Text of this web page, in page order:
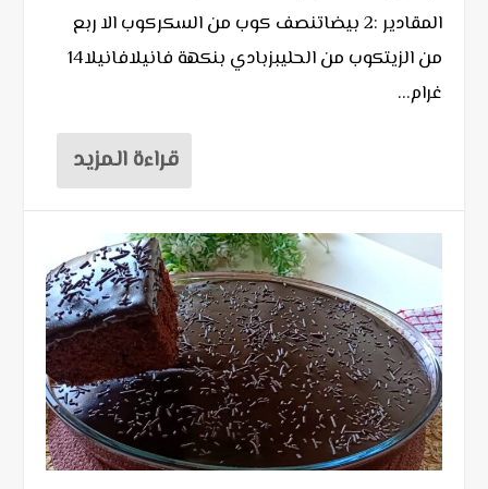
المقادير :2 بيضاتنصف كوب من السكركوب الا ربع
من الزيتكوب من الحليبزبادي بنكهة فانيلافانيلا14
غرام...
قراءة المزيد